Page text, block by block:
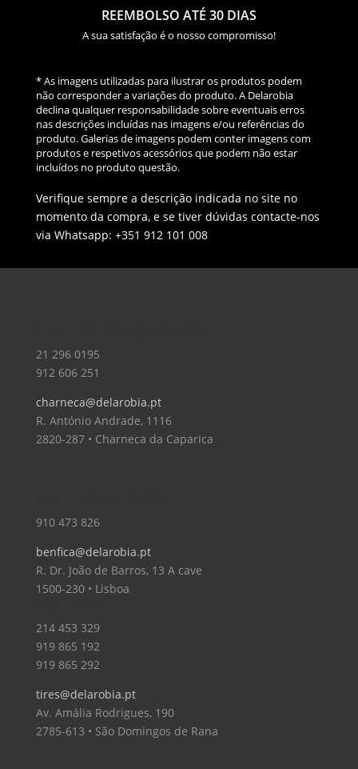
REEMBOLSO ATÉ 30 DIAS
A sua satisfação é o nosso compromisso!
* As imagens utilizadas para ilustrar os produtos podem
não corresponder a variações do produto. A Delarobia
declina qualquer responsabilidade sobre eventuais erros
nas descrições incluídas nas imagens e/ou referências do
produto. Galerias de imagens podem conter imagens com
produtos e respetivos acessórios que podem não estar
incluídos no produto questão.
Verifique sempre a descrição indicada no site no
momento da compra, e se tiver dúvidas contacte-nos
via Whatsapp: +351 912 101 008
21 296 0195
912 606 251
charneca@delarobia.pt
R. António Andrade, 1116
2820-287 • Charneca da Caparica
910 473 826
benfica@delarobia.pt
R. Dr. João de Barros, 13 A cave
1500-230 • Lisboa
214 453 329
919 865 192
919 865 292
tires@delarobia.pt
Av. Amália Rodrigues, 190
2785-613 • São Domingos de Rana